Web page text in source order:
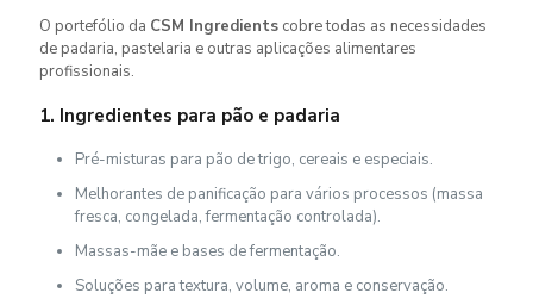
O portefólio da CSM Ingredients cobre todas as necessidades
de padaria, pastelaria e outras aplicações alimentares
profissionais.
1. Ingredientes para pão e padaria
Pré-misturas para pão de trigo, cereais e especiais.
Melhorantes de panificação para vários processos (massa
fresca, congelada, fermentação controlada).
Massas-mãe e bases de fermentação.
Soluções para textura, volume, aroma e conservação.